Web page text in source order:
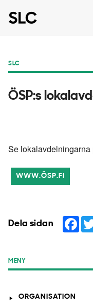
SLC
ÖSP:s
Se
WWW.ÖSP.FI
Dela sidan
MENY
ORGANISATION